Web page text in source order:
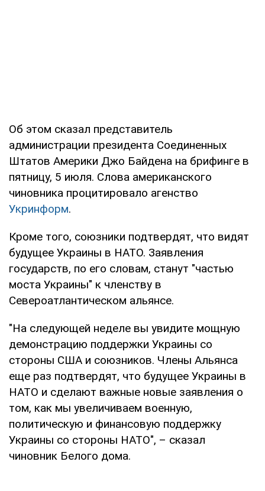
Об этом сказал представитель
администрации президента Соединенных
Штатов Америки Джо Байдена на брифинге в
пятницу, 5 июля. Слова американского
чиновника процитировало агенство
Укринформ.
Кроме того, союзники подтвердят, что видят
будущее Украины в НАТО. Заявления
государств, по его словам, станут "частью
моста Украины" к членству в
Североатлантическом альянсе.
"На следующей неделе вы увидите мощную
демонстрацию поддержки Украины со
стороны США и союзников. Члены Альянса
еще раз подтвердят, что будущее Украины в
НАТО и сделают важные новые заявления о
том, как мы увеличиваем военную,
политическую и финансовую поддержку
Украины со стороны НАТО", – сказал
чиновник Белого дома.